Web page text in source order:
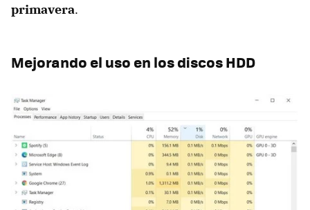
primavera.
Mejorando el uso en los discos HDD